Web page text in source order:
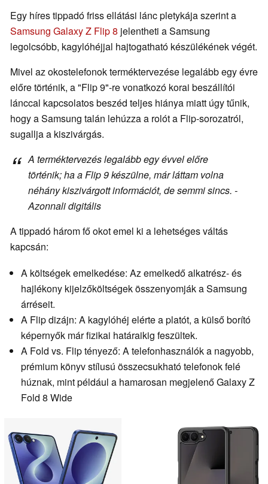
Egy híres tippadó friss ellátási lánc pletykája szerint a
Samsung Galaxy Z Flip 8 jelentheti a Samsung
legolcsóbb, kagylóhéjjal hajtogatható készülékének végét.
Mivel az okostelefonok terméktervezése legalább egy évre
előre történik, a "Flip 9"-re vonatkozó korai beszállítói
lánccal kapcsolatos beszéd teljes hiánya miatt úgy tűnik,
hogy a Samsung talán lehúzza a rolót a Flip-sorozatról,
sugallja a kiszivárgás.
A terméktervezés legalább egy évvel előre
történik; ha a Flip 9 készülne, már láttam volna
néhány kiszivárgott információt, de semmi sincs. -
Azonnali digitális
A tippadó három fő okot emel ki a lehetséges váltás
kapcsán:
A költségek emelkedése: Az emelkedő alkatrész- és
hajlékony kijelzőköltségek összenyomják a Samsung
árréseit.
A Flip dizájn: A kagylóhéj elérte a platót, a külső borító
képernyők már fizikai határaikig feszültek.
A Fold vs. Flip tényező: A telefonhasználók a nagyobb,
prémium könyv stílusú összecsukható telefonok felé
húznak, mint például a hamarosan megjelenő Galaxy Z
Fold 8 Wide